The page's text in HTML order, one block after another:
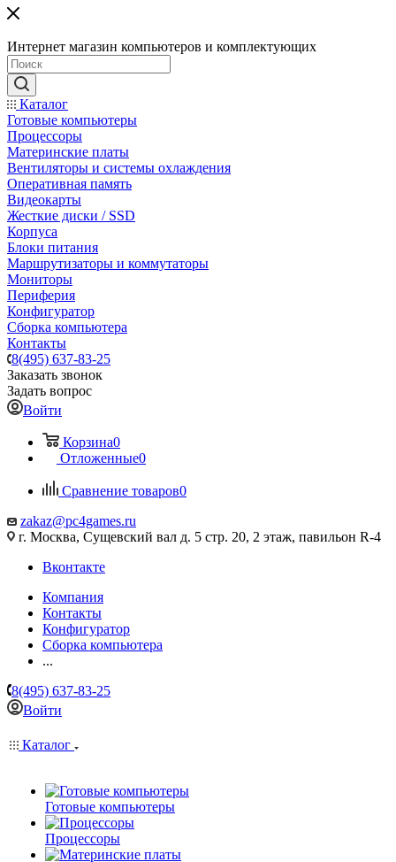
Интернет магазин компьютеров и комплектующих
Каталог
Готовые компьютеры
Процессоры
Материнские платы
Вентиляторы и системы охлаждения
Оперативная память
Видеокарты
Жесткие диски / SSD
Корпуса
Блоки питания
Маршрутизаторы и коммутаторы
Мониторы
Периферия
Конфигуратор
Сборка компьютера
Контакты
8(495) 637-83-25
Заказать звонок
Задать вопрос
Войти
Корзина0
Отложенные0
Сравнение товаров0
zakaz@pc4games.ru
г. Москва, Сущевский вал д. 5 стр. 20, 2 этаж, павильон R-4
Вконтакте
Компания
Контакты
Конфигуратор
Сборка компьютера
...
8(495) 637-83-25
Войти
Каталог
Готовые компьютеры
Процессоры